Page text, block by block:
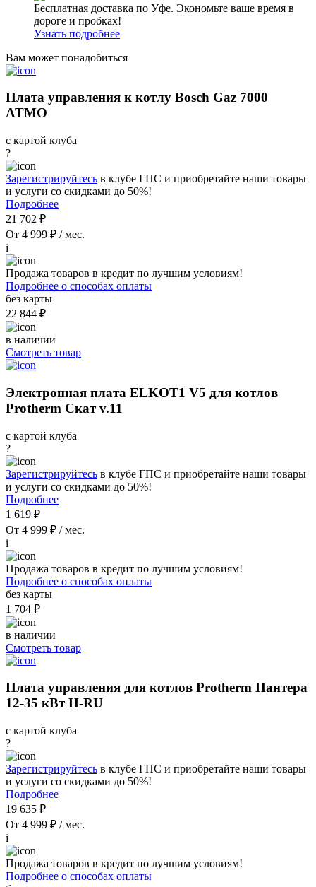
Бесплатная доставка по Уфе. Экономьте ваше время в
дороге и пробках!
Узнать подробнее
Вам может понадобиться
Плата управления к котлу Bosch Gaz 7000
ATMO
с картой клуба
?
Зарегистрируйтесь в клубе ГПС и приобретайте наши товары
и услуги со скидками до 50%!
Подробнее
21 702 ₽
От 4 999 ₽ / мес.
i
Продажа товаров в кредит по лучшим условиям!
Подробнее о способах оплаты
без карты
22 844 ₽
в наличии
Смотреть товар
Электронная плата ELKOT1 V5 для котлов
Protherm Скат v.11
с картой клуба
?
Зарегистрируйтесь в клубе ГПС и приобретайте наши товары
и услуги со скидками до 50%!
Подробнее
1 619 ₽
От 4 999 ₽ / мес.
i
Продажа товаров в кредит по лучшим условиям!
Подробнее о способах оплаты
без карты
1 704 ₽
в наличии
Смотреть товар
Плата управления для котлов Protherm Пантера
12-35 кВт H-RU
с картой клуба
?
Зарегистрируйтесь в клубе ГПС и приобретайте наши товары
и услуги со скидками до 50%!
Подробнее
19 635 ₽
От 4 999 ₽ / мес.
i
Продажа товаров в кредит по лучшим условиям!
Подробнее о способах оплаты